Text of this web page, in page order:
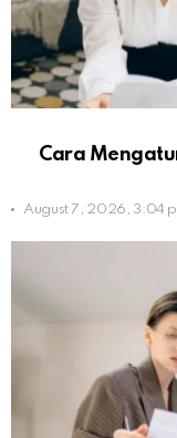
Cara
August 7, 2026, 3:04